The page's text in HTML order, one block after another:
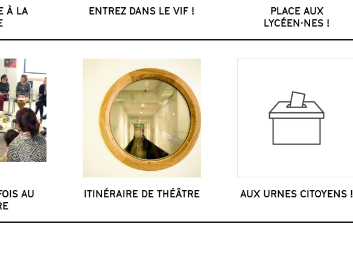
À LA
ENTREZ DANS LE VIF !
PLACE AUX
LYCÉEN·NES !
AU
ITINÉRAIRE DE THÉÂTRE AUX URNES CITOYENS !